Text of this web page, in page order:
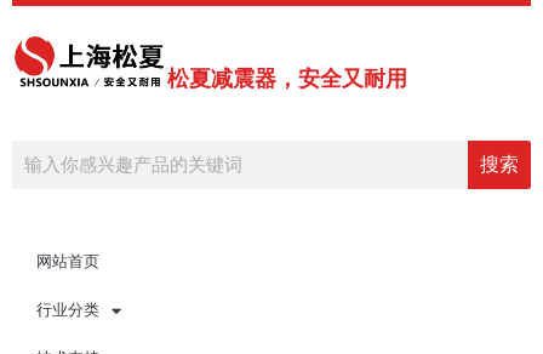
跳
内
松夏减震器，安全又耐用
搜索
网站首页
行业分类